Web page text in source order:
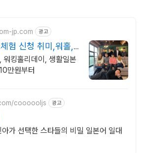
jp.com 광고
험 신청 취미,워홀,
킹홀리데이, 생활일본
만원부터
coooooljs 광고
가 선택한 스타들의 비밀 일본어 일대